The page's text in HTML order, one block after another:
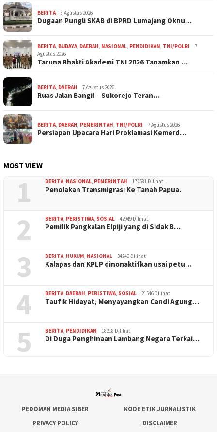
BERITA 8 Agustus 2026
Dugaan Pungli SKAB di BPRD Lumajang Oknu…
BERITA BUDAYA DAERAH NASIONAL PENDIDIKAN TNI/POLRI
7
Agustus 2026
Taruna Bhakti Akademi TNI 2026 Tanamkan …
BERITA DAERAH 7 Agustus 2026
Ruas Jalan Bangil – Sukorejo Teran…
BERITA DAERAH PEMERINTAH TNI/POLRI 7 Agustus 2026
Persiapan Upacara Hari Proklamasi Kemerd…
MOST VIEW
1 BERITA NASIONAL PEMERINTAH 172581 Dilihat
Penolakan Transmigrasi Ke Tanah Papua.
2 BERITA PERISTIWA SOSIAL 47949 Dilihat
Pemilik Pangkalan Elpiji yang di Sidak B…
3 BERITA HUKUM NASIONAL 34249 Dilihat
Kalapas dan KPLP dinonaktifkan usai petu…
4 BERITA DAERAH PERISTIWA SOSIAL 21546 Dilihat
Taufik Hidayat, Menyayangkan Candi Agung…
5 BERITA PENDIDIKAN 18218 Dilihat
Di Duga Penghinaan Lambang Negara Terkai…
PEDOMAN MEDIA SIBER
KODE ETIK JURNALISTIK
PRIVACY POLICY
DISCLAIMER